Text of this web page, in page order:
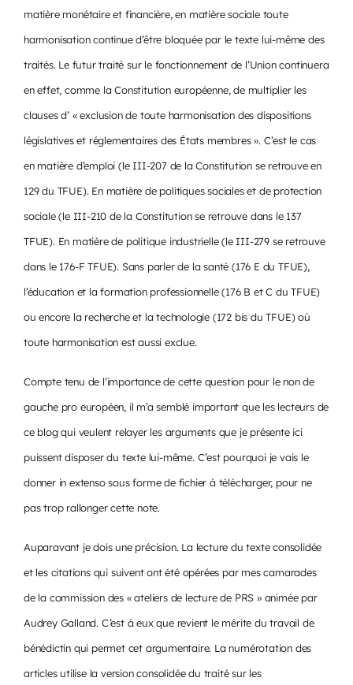
matière monétaire et financière, en matière sociale toute
harmonisation continue d’être bloquée par le texte lui-même des
traités. Le futur traité sur le fonctionnement de l’Union continuera
en effet, comme la Constitution européenne, de multiplier les
clauses d’ « exclusion de toute harmonisation des dispositions
législatives et réglementaires des États membres ». C’est le cas
en matière d’emploi (le III-207 de la Constitution se retrouve en
129 du TFUE). En matière de politiques sociales et de protection
sociale (le III-210 de la Constitution se retrouve dans le 137
TFUE). En matière de politique industrielle (le III-279 se retrouve
dans le 176-F TFUE). Sans parler de la santé (176 E du TFUE),
l’éducation et la formation professionnelle (176 B et C du TFUE)
ou encore la recherche et la technologie (172 bis du TFUE) où
toute harmonisation est aussi exclue.
Compte tenu de l’importance de cette question pour le non de
gauche pro européen, il m’a semblé important que les lecteurs de
ce blog qui veulent relayer les arguments que je présente ici
puissent disposer du texte lui-même. C’est pourquoi je vais le
donner in extenso sous forme de fichier à télécharger, pour ne
pas trop rallonger cette note.
Auparavant je dois une précision. La lecture du texte consolidée
et les citations qui suivent ont été opérées par mes camarades
de la commission des « ateliers de lecture de PRS » animée par
Audrey Galland. C’est à eux que revient le mérite du travail de
bénédictin qui permet cet argumentaire. La numérotation des
articles utilise la version consolidée du traité sur les